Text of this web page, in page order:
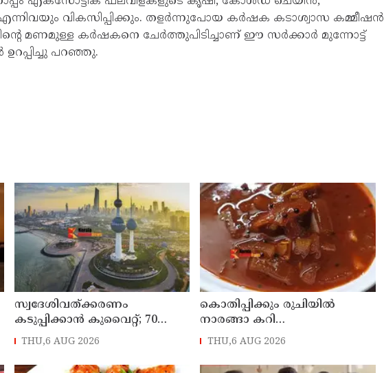
വികസിപ്പിക്കും. തളർന്നുപോയ കർഷക കടാശ്വാസ കമ്മീഷൻ
മണമുള്ള കർഷകനെ ചേർത്തുപിടിച്ചാണ് ഈ സർക്കാർ മുന്നോട്ട്
പറഞ്ഞു.
സ്വദേശിവത്ക്കരണം
കടുപ്പിക്കാന്‍ കുവൈറ്റ്; 70
വയസ് കഴിഞ്ഞ ജീവനക്കാരെ
THU,6 AUG 2026
കൊതിപ്പിക്കും രുചിയിൽ
നാരങ്ങാ കറി
തയ്യാറാക്കിയാലോ ?
THU,6 AUG 2026